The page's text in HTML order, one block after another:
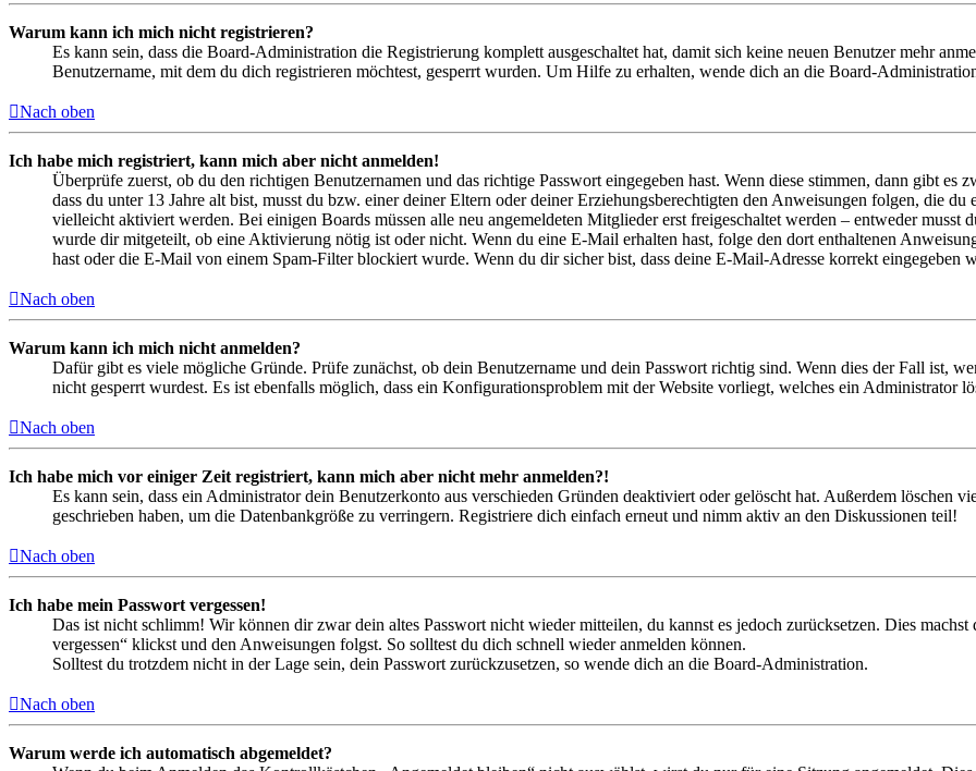
Warum kann ich mich nicht registrieren?
Es kann sein, dass die Board-Administration die Registrierung komplett ausgeschaltet hat, damit sich keine neuen Benutzer mehr
Benutzername, mit dem du dich registrieren möchtest, gesperrt wurden. Um Hilfe zu erhalten, wende dich an die Board-
Nach oben
Ich habe mich registriert, kann mich aber nicht anmelden!
Überprüfe zuerst, ob du den richtigen Benutzernamen und das richtige Passwort eingegeben hast. Wenn diese stimmen, dann gibt es
dass du unter 13 Jahre alt bist, musst du bzw. einer deiner Eltern oder deiner Erziehungsberechtigten den Anweisungen folgen, die
vielleicht aktiviert werden. Bei einigen Boards müssen alle neu angemeldeten Mitglieder erst freigeschaltet werden – entweder musst
wurde dir mitgeteilt, ob eine Aktivierung nötig ist oder nicht. Wenn du eine E-Mail erhalten hast, folge den dort enthaltenen
hast oder die E-Mail von einem Spam-Filter blockiert wurde. Wenn du dir sicher bist, dass deine E-Mail-Adresse korrekt eingegeben
Nach oben
Warum kann ich mich nicht anmelden?
Dafür gibt es viele mögliche Gründe. Prüfe zunächst, ob dein Benutzername und dein Passwort richtig sind. Wenn dies der Fall ist,
nicht gesperrt wurdest. Es ist ebenfalls möglich, dass ein Konfigurationsproblem mit der Website vorliegt, welches ein Administrator
Nach oben
Ich habe mich vor einiger Zeit registriert, kann mich aber nicht mehr anmelden?!
Es kann sein, dass ein Administrator dein Benutzerkonto aus verschieden Gründen deaktiviert oder gelöscht hat. Außerdem löschen
geschrieben haben, um die Datenbankgröße zu verringern. Registriere dich einfach erneut und nimm aktiv an den Diskussionen teil!
Nach oben
Ich habe mein Passwort vergessen!
Das ist nicht schlimm! Wir können dir zwar dein altes Passwort nicht wieder mitteilen, du kannst es jedoch zurücksetzen. Dies
vergessen“ klickst und den Anweisungen folgst. So solltest du dich schnell wieder anmelden können.
Solltest du trotzdem nicht in der Lage sein, dein Passwort zurückzusetzen, so wende dich an die Board-Administration.
Nach oben
Warum werde ich automatisch abgemeldet?